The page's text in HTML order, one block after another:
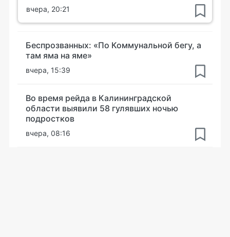
вчера, 20:21
Беспрозванных: «По Коммунальной бегу, а
там яма на яме»
вчера, 15:39
Во время рейда в Калининградской
области выявили 58 гулявших ночью
подростков
вчера, 08:16